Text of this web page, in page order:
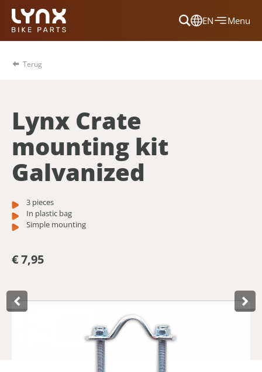
EN
Dansk
Menu
Terug
Lynx Crate
mounting kit
Galvanized
3 pieces
In plastic bag
Simple mounting
€ 7,95